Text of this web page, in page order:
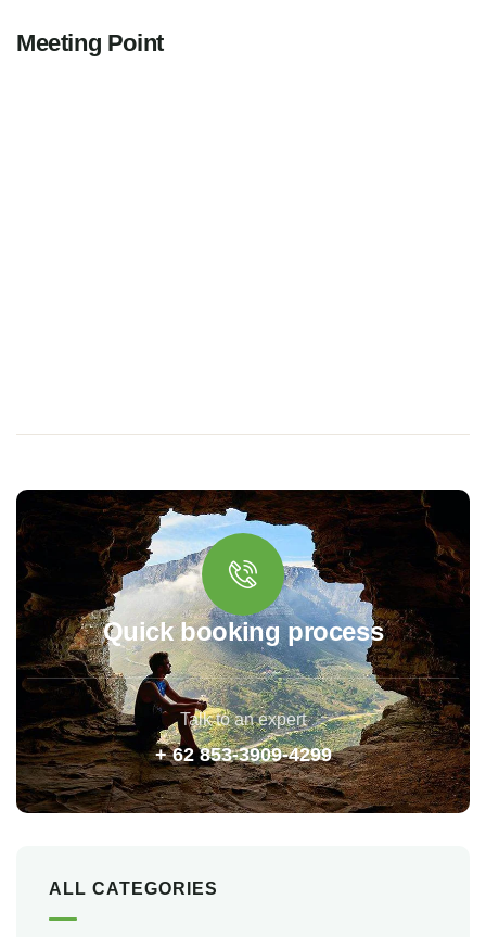
Meeting Point
Quick booking process
Talk to an expert
+ 62 853-3909-4299
ALL CATEGORIES